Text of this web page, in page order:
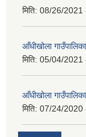
मिति: 08/26/2021
आँधीखोला
मिति: 05/04/2021
आँधीखोला
मिति: 07/24/2020